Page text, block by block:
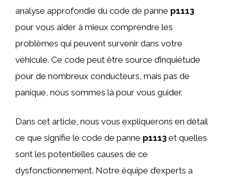
analyse approfondie du code de panne p1113
pour vous aider à mieux comprendre les
problèmes qui peuvent survenir dans votre
véhicule. Ce code peut être source d’inquiétude
pour de nombreux conducteurs, mais pas de
panique, nous sommes là pour vous guider.
Dans cet article, nous vous expliquerons en détail
ce que signifie le code de panne p1113 et quelles
sont les potentielles causes de ce
dysfonctionnement. Notre équipe d’experts a